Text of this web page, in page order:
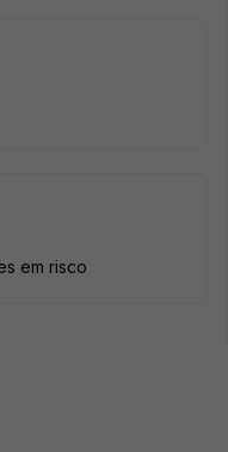
em risco